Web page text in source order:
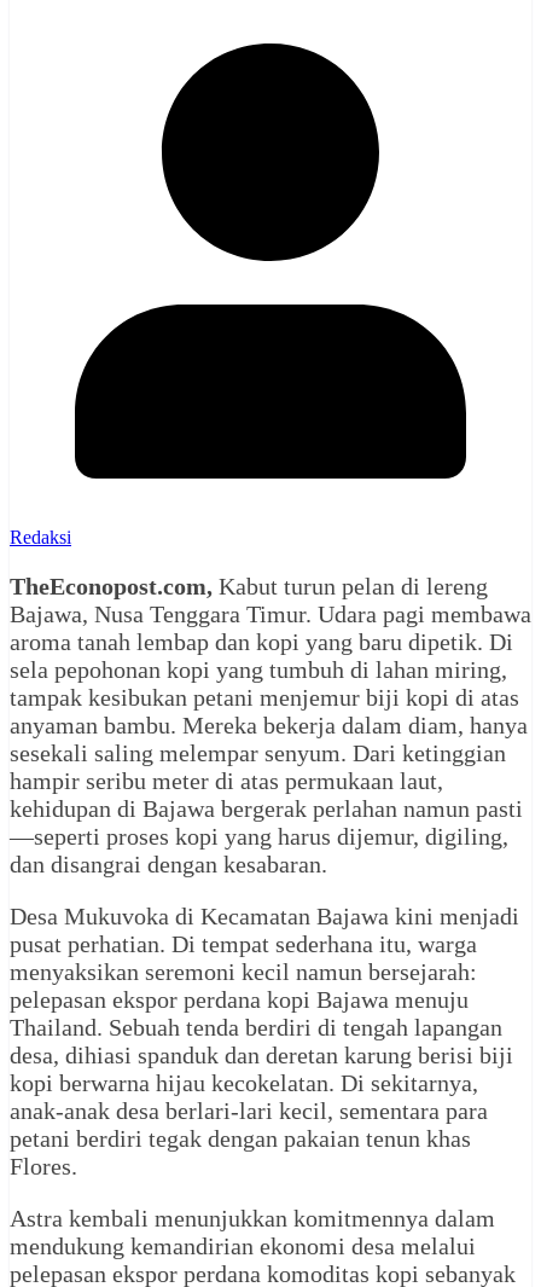
Redaksi
TheEconopost.com, Kabut turun pelan di lereng
Bajawa, Nusa Tenggara Timur. Udara pagi membawa
aroma tanah lembap dan kopi yang baru dipetik. Di
sela pepohonan kopi yang tumbuh di lahan miring,
tampak kesibukan petani menjemur biji kopi di atas
anyaman bambu. Mereka bekerja dalam diam, hanya
sesekali saling melempar senyum. Dari ketinggian
hampir seribu meter di atas permukaan laut,
kehidupan di Bajawa bergerak perlahan namun pasti
—seperti proses kopi yang harus dijemur, digiling,
dan disangrai dengan kesabaran.
Desa Mukuvoka di Kecamatan Bajawa kini menjadi
pusat perhatian. Di tempat sederhana itu, warga
menyaksikan seremoni kecil namun bersejarah:
pelepasan ekspor perdana kopi Bajawa menuju
Thailand. Sebuah tenda berdiri di tengah lapangan
desa, dihiasi spanduk dan deretan karung berisi biji
kopi berwarna hijau kecokelatan. Di sekitarnya,
anak-anak desa berlari-lari kecil, sementara para
petani berdiri tegak dengan pakaian tenun khas
Flores.
Astra kembali menunjukkan komitmennya dalam
mendukung kemandirian ekonomi desa melalui
pelepasan ekspor perdana komoditas kopi sebanyak